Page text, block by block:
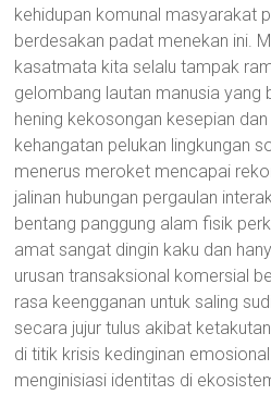
kehidupan komunal masyarakat
berdesakan padat menekan ini.
kasatmata kita selalu tampak
gelombang lautan manusia yang
hening kekosongan kesepian
kehangatan pelukan lingkungan
menerus meroket mencapai
jalinan hubungan pergaulan
bentang panggung alam fisik
amat sangat dingin kaku dan
urusan transaksional komersial
rasa keengganan untuk saling
secara jujur tulus akibat
di titik krisis kedinginan
menginisiasi identitas di